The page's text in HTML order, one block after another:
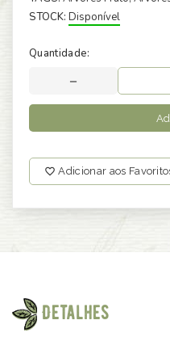
STOCK: Disponível
Quantidade:
Adicionar aos
Detalhes